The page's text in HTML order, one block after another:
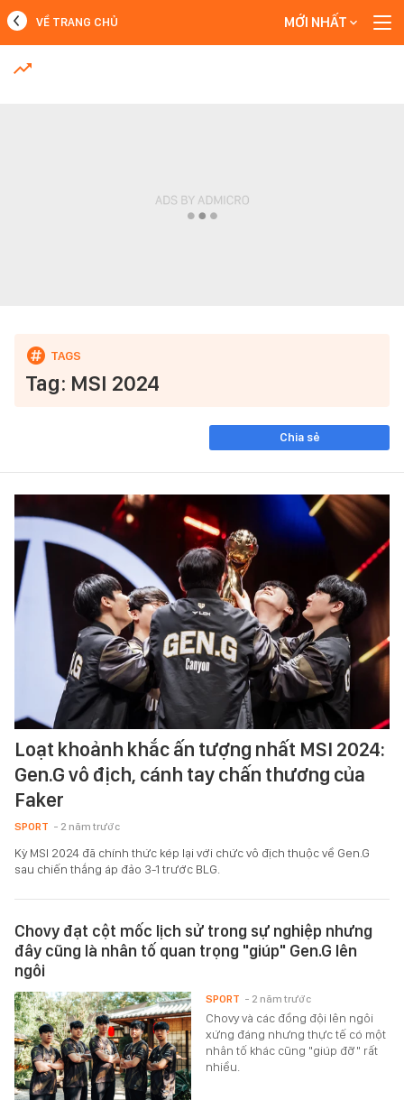
MỚI NHẤT
VỀ TRANG CHỦ MỚI NHẤT
Tag: MSI 2024
Chia sẻ
Loạt khoảnh khắc ấn tượng nhất MSI 2024:
Gen.G vô địch, cánh tay chấn thương của
Faker
SPORT - 2 năm trước
Kỳ MSI 2024 đã chính thức kép lại với chức vô địch thuộc về Gen.G
sau chiến thắng áp đảo 3-1 trước BLG.
Chovy đạt cột mốc lịch sử trong sự nghiệp nhưng
đây cũng là nhân tố quan trọng "giúp" Gen.G lên
ngôi
Chovy và các đồng đội lên ngôi
xứng đáng nhưng thực tế có một
nhân tố khác cũng "giúp đỡ" rất
nhiều.
SPORT - 2 năm trước